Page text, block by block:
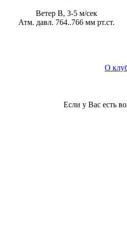
Ветер В, 3-5 м/сек
Атм. давл. 764..766 мм рт.ст.
О
Если у Вас есть